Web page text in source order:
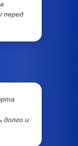
перед
долго и